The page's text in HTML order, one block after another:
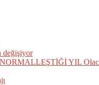
değişiyor
YIL